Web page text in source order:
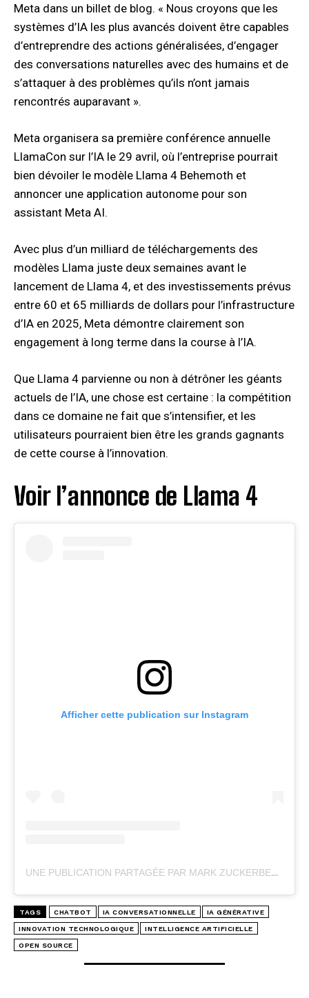
Meta dans un billet de blog. « Nous croyons que les
systèmes d’IA les plus avancés doivent être capables
d’entreprendre des actions généralisées, d’engager
des conversations naturelles avec des humains et de
s’attaquer à des problèmes qu’ils n’ont jamais
rencontrés auparavant ».
Meta organisera sa première conférence annuelle
LlamaCon sur l’IA le 29 avril, où l’entreprise pourrait
bien dévoiler le modèle Llama 4 Behemoth et
annoncer une application autonome pour son
assistant Meta AI.
Avec plus d’un milliard de téléchargements des
modèles Llama juste deux semaines avant le
lancement de Llama 4, et des investissements prévus
entre 60 et 65 milliards de dollars pour l’infrastructure
d’IA en 2025, Meta démontre clairement son
engagement à long terme dans la course à l’IA.
Que Llama 4 parvienne ou non à détrôner les géants
actuels de l’IA, une chose est certaine : la compétition
dans ce domaine ne fait que s’intensifier, et les
utilisateurs pourraient bien être les grands gagnants
de cette course à l’innovation.
Voir l’annonce de Llama 4
Afficher cette publication sur Instagram
UNE PUBLICATION PARTAGÉE PAR MARK ZUCKERBERG (@ZUCK)
TAGS CHATBOT IA CONVERSATIONNELLE IA GÉNÉRATIVE
INNOVATION TECHNOLOGIQUE INTELLIGENCE ARTIFICIELLE
OPEN SOURCE